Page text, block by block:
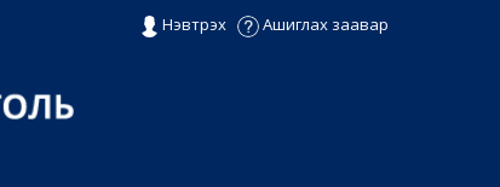
Нэвтрэх Ашиглах заавар